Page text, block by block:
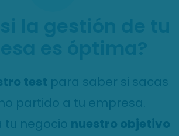
test para saber si sacas
partido a tu empresa.
tu negocio nuestro objetivo